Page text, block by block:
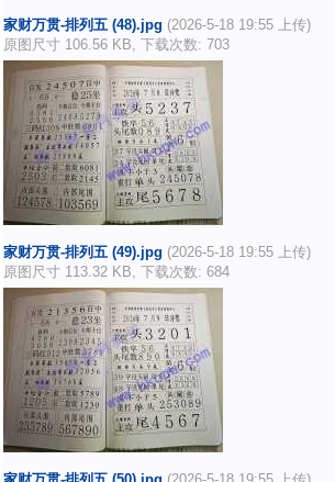
家财万贯-排列五 (48).jpg (2026-5-18 19:55 上传)
原图尺寸 106.56 KB, 下载次数: 703
家财万贯-排列五 (49).jpg (2026-5-18 19:55 上传)
原图尺寸 113.32 KB, 下载次数: 684